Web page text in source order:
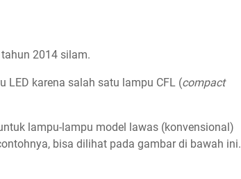
2014 silam.
LED karena salah satu lampu CFL (compact
lampu-lampu model lawas (konvensional)
bisa dilihat pada gambar di bawah ini.